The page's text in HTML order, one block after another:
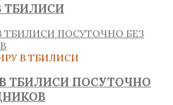
ТБИЛИСИ
В ТБИЛИСИ
ТБИЛИСИ ПОСУТОЧНО